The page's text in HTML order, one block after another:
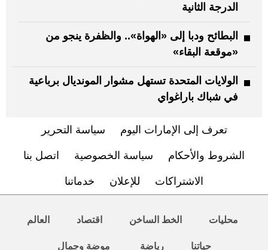
الدرجة الثانية
البطائح ودبا إلى «الهواة».. والظفرة ينجو من
«موقعة البقاء»
الولايات المتحدة تستهل مشوار المونديال برباعية
في شباك باراغواي
تعرف إلى الإمارات اليوم سياسة التحرير
الشروط والأحكام سياسة الخصوصية اتصل بنا
الاشتراكات للإعلان خدماتنا
محليات الخط الساخن اقتصاد العالم
حياتنا رياضة موضة وجمال